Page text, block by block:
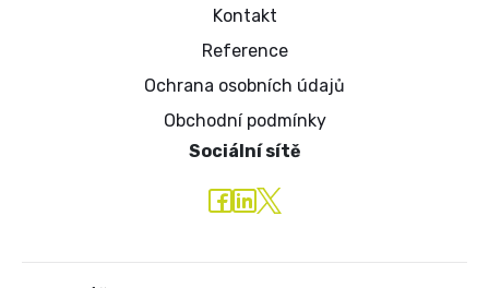
Kontakt
Reference
Ochrana osobních údajů
Obchodní podmínky
Sociální sítě